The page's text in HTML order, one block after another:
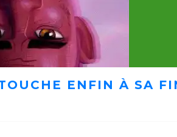
ENFIN À SA